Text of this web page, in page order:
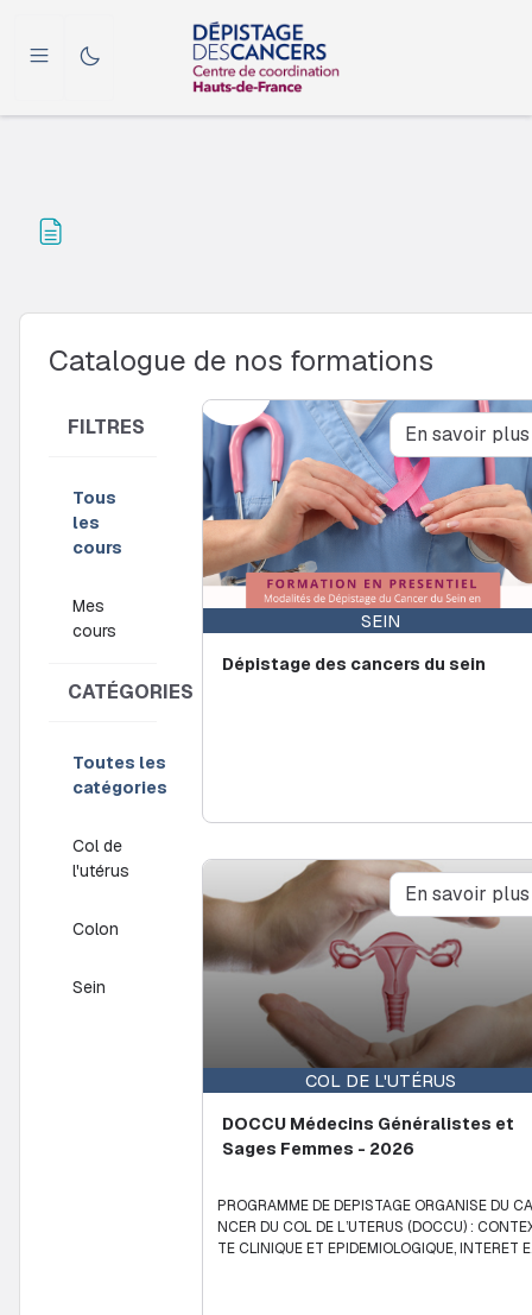
Catalogue de nos formations
Catalogue de nos formations
FILTRES
Tous
les
cours
Mes
cours
CATÉGORIES
Toutes les
catégories
Col de
l'utérus
Colon
Sein
En savoir plus
SEIN
Dépistage des cancers du sein
En savoir plus
COL DE L'UTÉRUS
DOCCU Médecins Généralistes et
Sages Femmes - 2026
PROGRAMME DE DEPISTAGE ORGANISE DU
NCER DU COL DE L’UTERUS (DOCCU) :
TE CLINIQUE ET EPIDEMIOLOGIQUE, INTERET